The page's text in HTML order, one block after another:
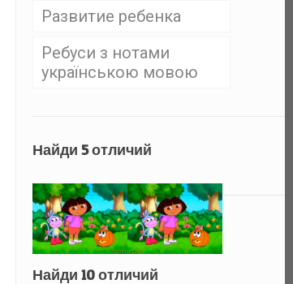
Развитие ребенка
Ребуси з нотами
українською мовою
Найди 5 отличий
Найди 10 отличий